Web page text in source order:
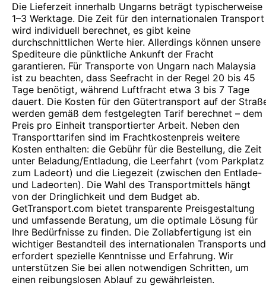
Die Lieferzeit innerhalb Ungarns beträgt typischerweise
1–3 Werktage. Die Zeit für den internationalen Transport
wird individuell berechnet, es gibt keine
durchschnittlichen Werte hier. Allerdings können unsere
Spediteure die pünktliche Ankunft der Fracht
garantieren. Für Transporte von Ungarn nach Malaysia
ist zu beachten, dass Seefracht in der Regel 20 bis 45
Tage benötigt, während Luftfracht etwa 3 bis 7 Tage
dauert. Die Kosten für den Gütertransport auf der
werden gemäß dem festgelegten Tarif berechnet – dem
Preis pro Einheit transportierter Arbeit. Neben den
Transporttarifen sind im Frachtkostenpreis weitere
Kosten enthalten: die Gebühr für die Bestellung, die Zeit
unter Beladung/Entladung, die Leerfahrt (vom Parkplatz
zum Ladeort) und die Liegezeit (zwischen den Entlade-
und Ladeorten). Die Wahl des Transportmittels hängt
von der Dringlichkeit und dem Budget ab.
GetTransport.com bietet transparente Preisgestaltung
und umfassende Beratung, um die optimale Lösung für
Ihre Bedürfnisse zu finden. Die Zollabfertigung ist ein
wichtiger Bestandteil des internationalen Transports und
erfordert spezielle Kenntnisse und Erfahrung. Wir
unterstützen Sie bei allen notwendigen Schritten, um
einen reibungslosen Ablauf zu gewährleisten.